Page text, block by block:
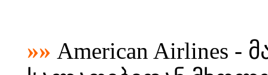
»» American Airlines -